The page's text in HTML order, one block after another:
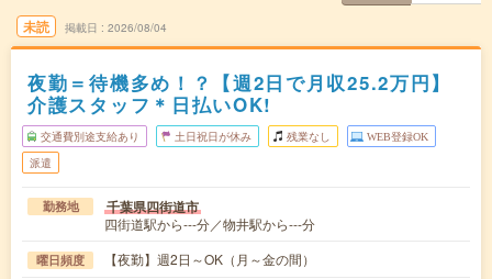
未読 掲載日 2026/08/04
夜勤＝待機多め！？【週2日で月収25.2万円】
介護スタッフ＊日払いOK!
交通費別途支給あり 土日祝日が休み 残業なし WEB登録OK
派遣
勤務地 千葉県四街道市
四街道駅から---分／物井駅から---分
曜日頻度 【夜勤】週2日～OK（月～金の間）